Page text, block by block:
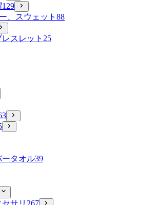
129
、スウェット 88
スレット 25
ータオル39
サリ 267